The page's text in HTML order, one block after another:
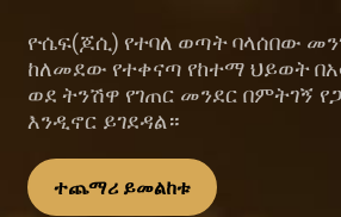
ዮሴፍ(ጆሲ) የተባለ ወጣት ባላሰበው
ከለመደው የተቀናጣ የከተማ ህይወት
ወደ ትንሽዋ የገጠር መንደር በምትገኝ
እንዲኖር ይገደዳል።
ተጨማሪ ይመልከቱ